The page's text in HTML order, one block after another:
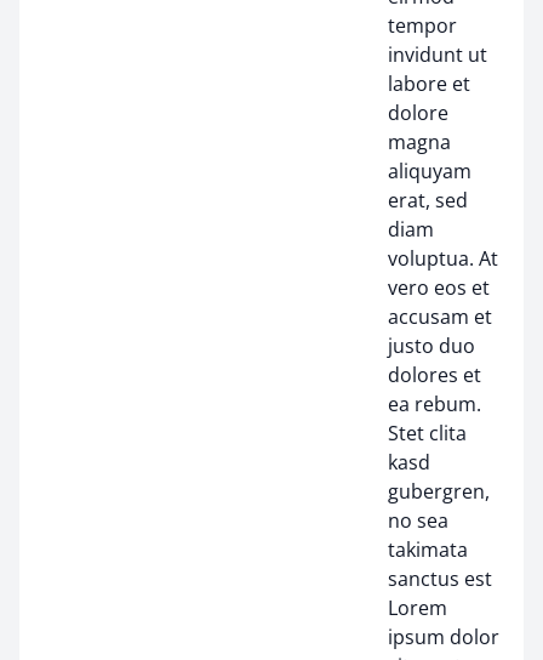
tempor
invidunt ut
labore et
dolore
magna
aliquyam
erat, sed
diam
voluptua. At
vero eos et
accusam et
justo duo
dolores et
ea rebum.
Stet clita
kasd
gubergren,
no sea
takimata
sanctus est
Lorem
ipsum dolor